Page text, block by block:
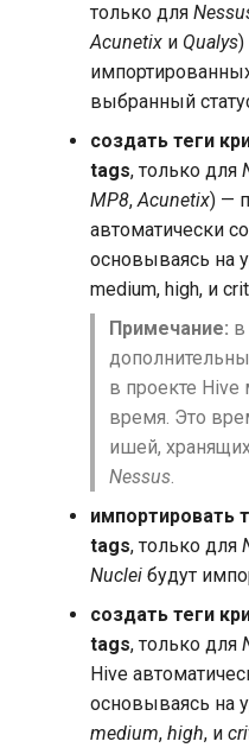
только для
Acunetix и Qualys)
выбранный
создать теги
tags, только для
MP8,Acunetix) —
автоматически
основываясь на
medium, high, и
Примечание: в
в проекте Hive
время. Это
ишей,
Nessus.
импортировать
tags, только для
Nuclei будут
создать теги
tags, только для
Hive
основываясь на
medium, high, и